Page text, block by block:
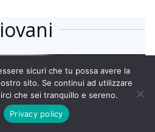
sicuri che tu possa avere la
sito. Se continui ad utilizzare
che sei tranquillo e sereno.
Privacy policy